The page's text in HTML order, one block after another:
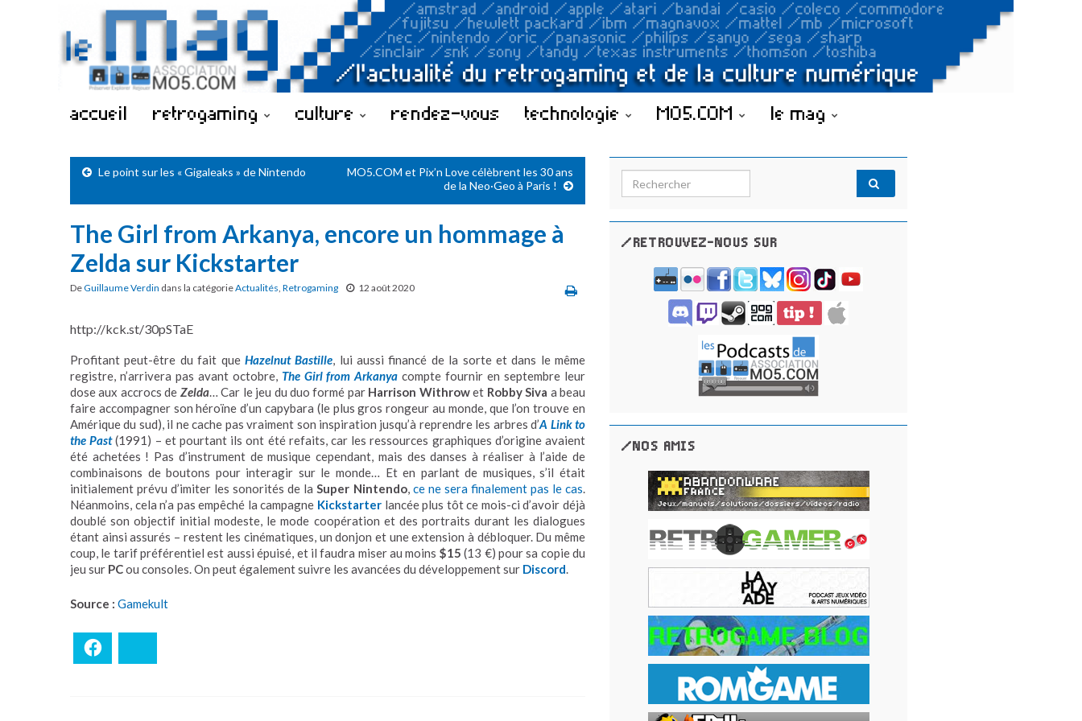
accueil retrogaming culture rendez-vous technologie MO5.COM le mag
Le point sur les « Gigaleaks » de Nintendo
MO5.COM et Pix’n Love célèbrent les 30 ans
de la Neo·Geo à Paris !
The Girl from Arkanya, encore un hommage à
Zelda sur Kickstarter
DeGuillaume Verdin dans la catégorieActualités, Retrogaming 12 août 2020
http://kck.st/30pSTaE
Profitant peut-être du fait que Hazelnut Bastille, lui aussi financé de la sorte et dans le même
registre, n’arrivera pas avant octobre, The Girl from Arkanya compte fournir en septembre leur
dose aux accrocs de Zelda… Car le jeu du duo formé par Harrison Withrowet Robby Siva a beau
faire accompagner son héroïne d’un capybara (le plus gros rongeur au monde, que l’on trouve en
Amérique du sud), il ne cache pas vraiment son inspiration jusqu’à reprendre les arbres d’A Link to
the Past(1991) – et pourtant ils ont été refaits, car les ressources graphiques d’origine avaient
été achetées ! Pas d’instrument de musique cependant, mais des danses à réaliser à l’aide de
combinaisons de boutons pour interagir sur le monde… Et en parlant de musiques, s’il était
initialement prévu d’imiter les sonorités de laSuper Nintendo, ce ne sera finalement pas le cas.
Néanmoins, cela n’a pas empêché la campagne Kickstarter lancée plus tôt ce mois-ci d’avoir déjà
doublé son objectif initial modeste, le mode coopération et des portraits durant les dialogues
étant ainsi assurés – restent les cinématiques, un donjon et une extension à débloquer. Du même
coup, le tarif préférentiel est aussi épuisé, et il faudra miser au moins $15 (13 €) pour sa copie du
jeu sur PCou consoles. On peut également suivre les avancées du développement sur Discord.
Source : Gamekult
Search for:
/RETROUVEZ-NOUS SUR
/NOS AMIS